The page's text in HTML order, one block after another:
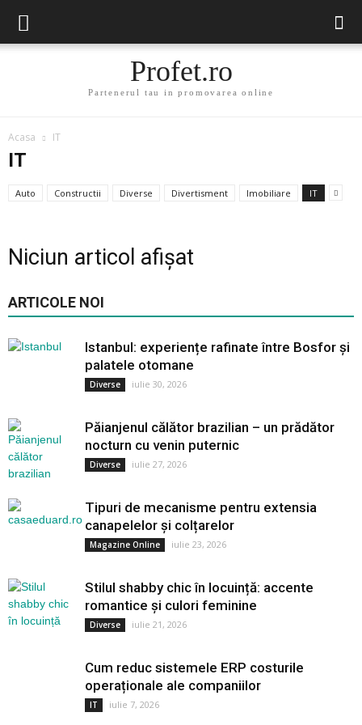
Profet.ro
Partenerul tau in promovarea online
Acasa IT
IT
Auto Constructii Diverse Divertisment Imobiliare IT
Niciun articol afișat
ARTICOLE NOI
Istanbul: experiențe rafinate între Bosfor și
palatele otomane
Diverse iulie 30, 2026
Păianjenul călător brazilian – un prădător
nocturn cu venin puternic
Diverse iulie 27, 2026
Tipuri de mecanisme pentru extensia
canapelelor și colțarelor
Magazine Online iulie 23, 2026
Stilul shabby chic în locuință: accente
romantice și culori feminine
Diverse iulie 21, 2026
Cum reduc sistemele ERP costurile
operaționale ale companiilor
IT iulie 7, 2026